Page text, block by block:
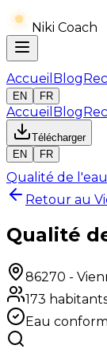
Niki Coach
Accueil Blog
EN
FR
Accueil Blog
Télécharger
EN
FR
Qualité de l'eau
Retour au
Qualité
86270 -
173
Eau